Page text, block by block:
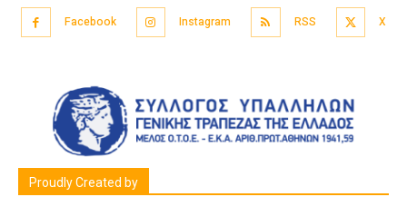
Facebook Instagram RSS X
Proudly Created by